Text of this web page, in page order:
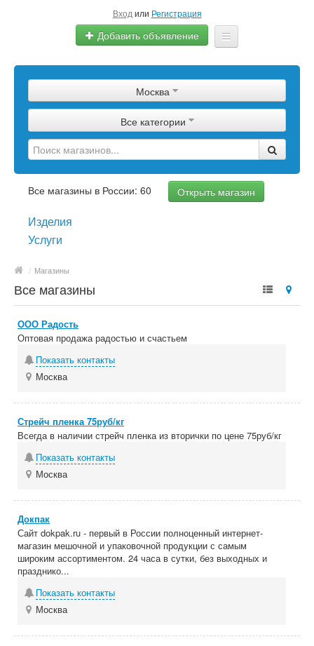
Вход или Регистрация
Добавить объявление
Сырье
Изделия
Оборудование
Услуги
Москва
Все категории
Все магазины в России: 60 Открыть магазин
Изделия
Услуги
/ Магазины
Все магазины
ООО Радость
Оптовая продажа радостью и счастьем
Показать контакты
Москва
Стрейч пленка 75руб/кг
Всегда в наличии стрейч пленка из вторички по цене 75руб/кг
Показать контакты
Москва
Докпак
Сайт dokpak.ru - первый в России полноценный интернет-
магазин мешочной и упаковочной продукции с самым
широким ассортиментом. 24 часа в сутки, без выходных и
празднико...
Показать контакты
Москва